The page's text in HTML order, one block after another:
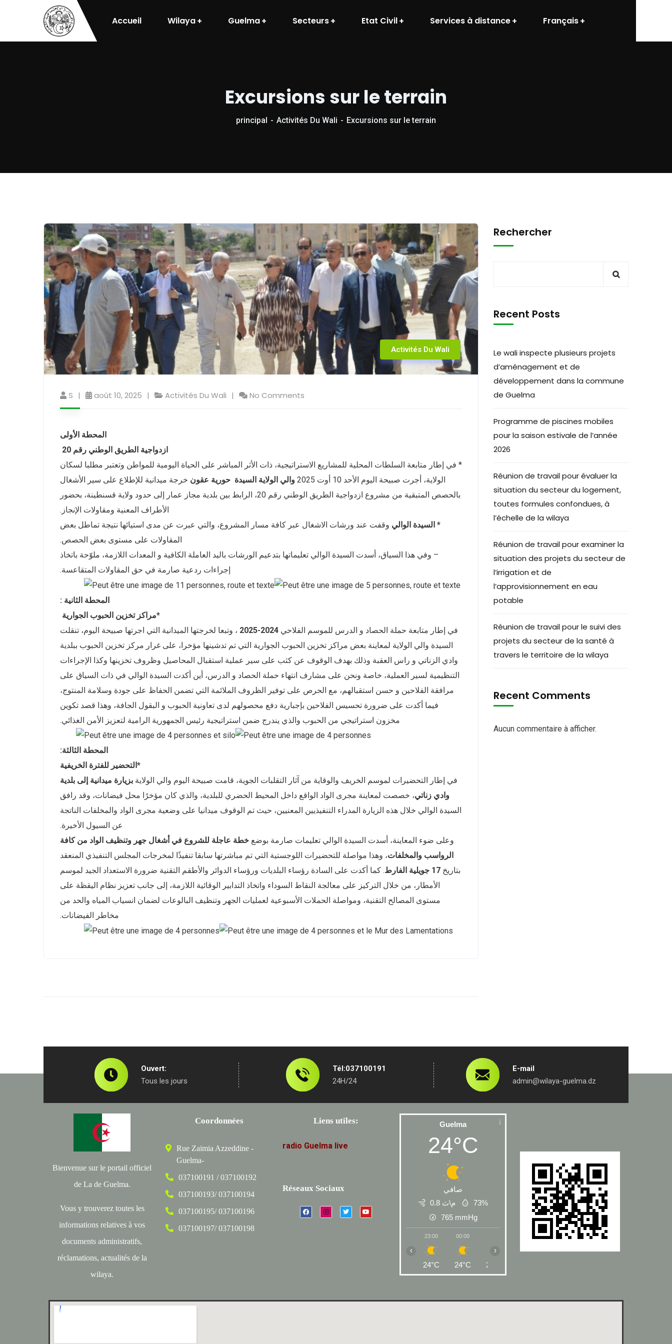
Accueil Wilaya Guelma Secteurs Etat Civil Services à distance Français
Excursions sur le terrain
principal Activités Du Wali Excursions sur le terrain
Activités Du Wali
S août 10, 2025 Activités Du Wali No Comments
المحطة الأولى
ازدواجية الطريق الوطني رقم 20
* في إطار متابعة السلطات المحلية للمشاريع الاستراتيجية، ذات الأثر المباشر على الحياة اليومية للمواطن وتعتبر مطلبا لسكان
الولاية، أجرت صبيحة اليوم الأحد 10 أوت 2025
والي الولاية السيدة حورية عقون خرجة ميدانية للإطلاع على سير الأشغال
بالحصص المتبقية من مشروع ازدواجية الطريق الوطني رقم 20، الرابط بين بلدية مجاز عمار إلى حدود ولاية قسنطينة، بحضور
الأطراف المعنية ومقاولات الإنجاز.
* السيدة الوالي وقفت عند ورشات الاشغال عبر كافة مسار المشروع، والتي عبرت عن مدى استيائها نتيجة تماطل بعض
المقاولات على مستوى بعض الحصص.
– وفي هذا السياق، أسدت السيدة الوالي تعليماتها بتدعيم الورشات باليد العاملة الكافية و المعدات اللازمة، ملوّحة باتخاذ
إجراءات ردعية صارمة في حق المقاولات المتقاعسة.
المحطة الثانية :
*مراكز تخزين الحبوب الجوارية
في إطار متابعة حملة الحصاد و الدرس للموسم الفلاحي 2024-2025
، وتبعا لخرجتها الميدانية التي اجرتها صبيحة اليوم، تنقلت
السيدة والي الولاية لمعاينة بعض مراكز تخزين الحبوب الجوارية التي تم تدشينها مؤخرا، على غرار مركز تخزين الحبوب ببلدية
وادي الزناتي و راس العقبة وذلك بهدف الوقوف عن كثب على سير عملية استقبال المحاصيل وظروف تخزينها وكذا الإجراءات
التنظيمية لسير العملية، خاصة ونحن على مشارف انتهاء حملة الحصاد و الدرس، أين أكدت السيدة الوالي في ذات السياق على
مرافقة الفلاحين و حسن استقبالهم، مع الحرص على توفير الظروف الملائمة التي تضمن الحفاظ على جودة وسلامة المنتوج،
فيما أكدت على ضرورة تحسيس الفلاحين بإجبارية دفع محصولهم لدى تعاونية الحبوب و البقول الجافة، وهذا قصد تكوين
مخزون استراتيجي من الحبوب والذي يندرج ضمن استراتيجية رئيس الجمهورية الرامية لتعزيز الأمن الغذائي.
المحطة الثالثة:
*التحضير للفترة الخريفية
في إطار التحضيرات لموسم الخريف والوقاية من آثار التقلبات الجوية، قامت صبيحة اليوم والي الولاية بزيارة ميدانية إلى بلدية
وادي زناتي، خصصت لمعاينة مجرى الواد الواقع داخل المحيط الحضري للبلدية، والذي كان مؤخرًا محل فيضانات، وقد رافق
السيدة الوالي خلال هذه الزيارة المدراء التنفيذيين المعنيين، حيث تم الوقوف ميدانيا على وضعية مجرى الواد والمخلفات الناتجة
عن السيول الأخيرة.
وعلى ضوء المعاينة، أسدت السيدة الوالي تعليمات صارمة بوضع خطة عاجلة للشروع في أشغال جهر وتنظيف الواد من كافة
الرواسب والمخلفات، وهذا مواصلة للتحضيرات اللوجستية التي تم مباشرتها سابقا تنفيذًا لمخرجات المجلس التنفيذي المنعقد
بتاريخ 17 جويلية الفارط
. كما أكدت على السادة رؤساء البلديات ورؤساء الدوائر والأطقم التقنية ضرورة الاستعداد الجيد لموسم
الأمطار، من خلال التركيز على معالجة النقاط السوداء واتخاذ التدابير الوقائية اللازمة، إلى جانب تعزيز نظام اليقظة على
مستوى المصالح التقنية، ومواصلة الحملات الأسبوعية لعمليات الجهر وتنظيف البالوعات لضمان انسياب المياه والحد من
مخاطر الفيضانات.
Rechercher
Recent Posts
Le wali inspecte plusieurs projets
d’aménagement et de
développement dans la commune
de Guelma
Programme de piscines mobiles
pour la saison estivale de l’année
2026
Réunion de travail pour évaluer la
situation du secteur du logement,
toutes formules confondues, à
l’échelle de la wilaya
Réunion de travail pour examiner la
situation des projets du secteur de
l’irrigation et de
l’approvisionnement en eau
potable
Réunion de travail pour le suivi des
projets du secteur de la santé à
travers le territoire de la wilaya
Recent Comments
Aucun commentaire à afficher.
Ouvert:
Tous les jours
Tél:037100191
24H/24
E-mail
admin@wilaya-guelma.dz
Bienvenue sur le portail officiel
de La de Guelma.
Vous y trouverez toutes les
informations relatives à vos
documents administratifs,
réclamations, actualités de la
wilaya.
Coordonnées
Rue Zaimia Azzeddine -
Guelma-
037100191 / 037100192
037100193/ 037100194
037100195/ 037100196
037100197/ 037100198
Liens utiles:
radio Guelma live
Réseaux Sociaux
Guelma
24°C
صافي
0.8 م\ث
73%
765 mmHg
23:00
24°C
00:00
24°C 23°C
04:00
‹ ›